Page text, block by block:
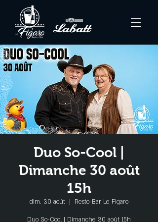
Duo So-Cool |
Dimanche 30 août
15h
dim. 30 août
  |
Resto-Bar Le Figaro
Duo So-Cool | Dimanche 30 août 15h